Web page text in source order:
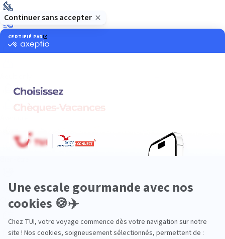
Actif
Circuits privés